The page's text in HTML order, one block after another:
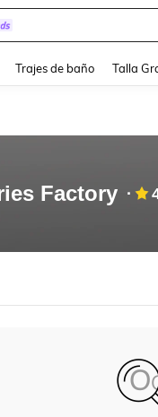
Trajes de baño Talla
Factory